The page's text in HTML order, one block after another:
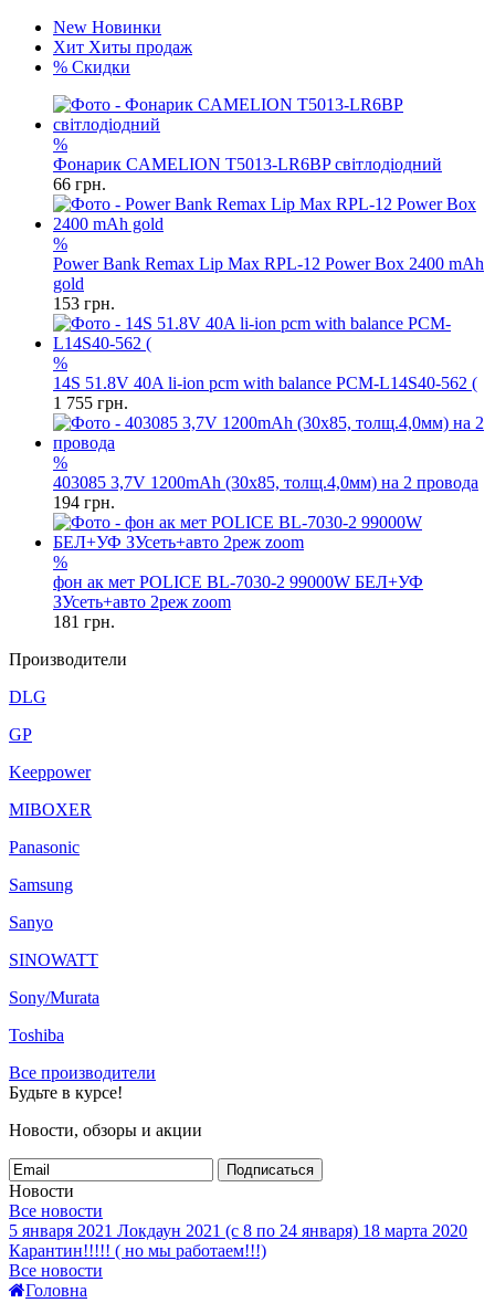
New Новинки
Хит Хиты продаж
% Скидки
%
Фонарик CAMELION T5013-LR6BP світлодіодний
66 грн.
%
Power Bank Remax Lip Max RPL-12 Power Box 2400 mAh
gold
153 грн.
%
14S 51.8V 40A li-ion pcm with balance PCM-L14S40-562 (
1 755 грн.
%
403085 3,7V 1200mAh (30x85, толщ.4,0мм) на 2 провода
194 грн.
%
фон ак мет POLICE BL-7030-2 99000W БЕЛ+УФ
ЗУсеть+авто 2реж zoom
181 грн.
Производители
DLG
GP
Keeppower
MIBOXER
Panasonic
Samsung
Sanyo
SINOWATT
Sony/Murata
Toshiba
Все производители
Будьте в курсе!
Новости, обзоры и акции
Подписаться
Новости
Все новости
5 января 2021 Локдаун 2021 (с 8 по 24 января) 18 марта 2020
Карантин!!!!! ( но мы работаем!!!)
Все новости
Головна